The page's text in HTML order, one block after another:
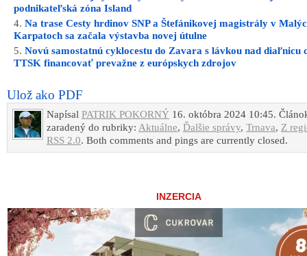
podnikateľská zóna Island
Na trase Cesty hrdinov SNP a Štefánikovej magistrály v
Karpatoch sa začala výstavba novej útulne
Novú samostatnú cyklocestu do Zavara s lávkou nad diaľnicu
TTSK financovať prevažne z európskych zdrojov
Ulož ako PDF
Napísal PATRIK POKORNÝ 16. októbra 2024 10:45.
zaradený do rubriky: Aktuálne, Ďalšie správy, Trnava, Z
RSS 2.0. Both comments and pings are currently closed.
INZERCIA